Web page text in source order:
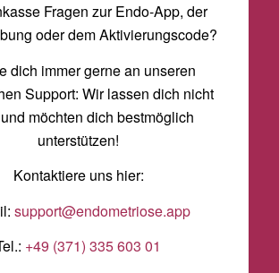
Fragen zur Endo-App, der
oder dem Aktivierungscode?
dich immer gerne an unseren
Support: Wir lassen dich nicht
möchten dich bestmöglich
unterstützen!
Kontaktiere uns hier:
support@endometriose.app
+49 (371) 335 603 01